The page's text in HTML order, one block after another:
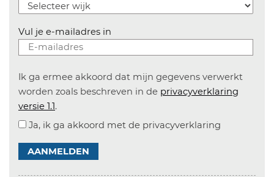
Vul je e-mailadres in
Ik ga ermee akkoord dat mijn gegevens verwerkt
worden zoals beschreven in de privacyverklaring
versie 1.1.
Ja, ik ga akkoord met de privacyverklaring
AANMELDEN